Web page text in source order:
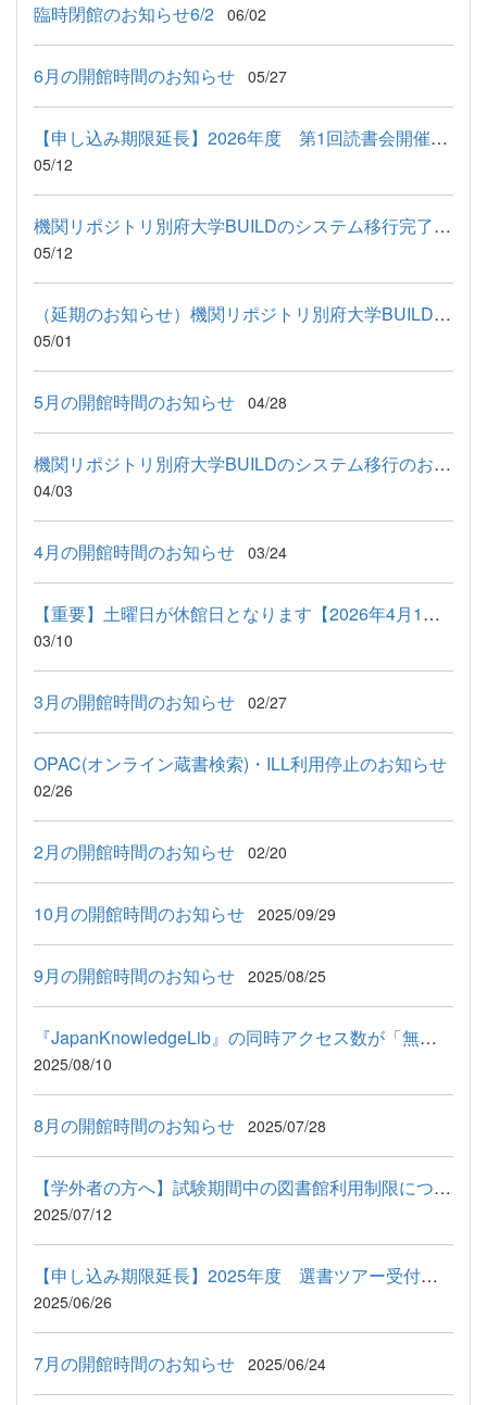
臨時閉館のお知らせ6/2 06/02
6月の開館時間のお知らせ 05/27
【申し込み期限延長】2026年度 第1回読書会開催のお知らせ
05/12
機関リポジトリ別府大学BUILDのシステム移行完了のお知らせ
05/12
（延期のお知らせ）機関リポジトリ別府大学BUILDのシステム移行
05/01
5月の開館時間のお知らせ 04/28
機関リポジトリ別府大学BUILDのシステム移行のお知らせ
04/03
4月の開館時間のお知らせ 03/24
【重要】土曜日が休館日となります【2026年4月1日以降】
03/10
3月の開館時間のお知らせ 02/27
OPAC(オンライン蔵書検索)・ILL利用停止のお知らせ
02/26
2月の開館時間のお知らせ 02/20
10月の開館時間のお知らせ 2025/09/29
9月の開館時間のお知らせ 2025/08/25
『JapanKnowledgeLib』の同時アクセス数が「無制限」になりました
2025/08/10
8月の開館時間のお知らせ 2025/07/28
【学外者の方へ】試験期間中の図書館利用制限について
2025/07/12
【申し込み期限延長】2025年度 選書ツアー受付開始のお知らせ 7...
2025/06/26
7月の開館時間のお知らせ 2025/06/24